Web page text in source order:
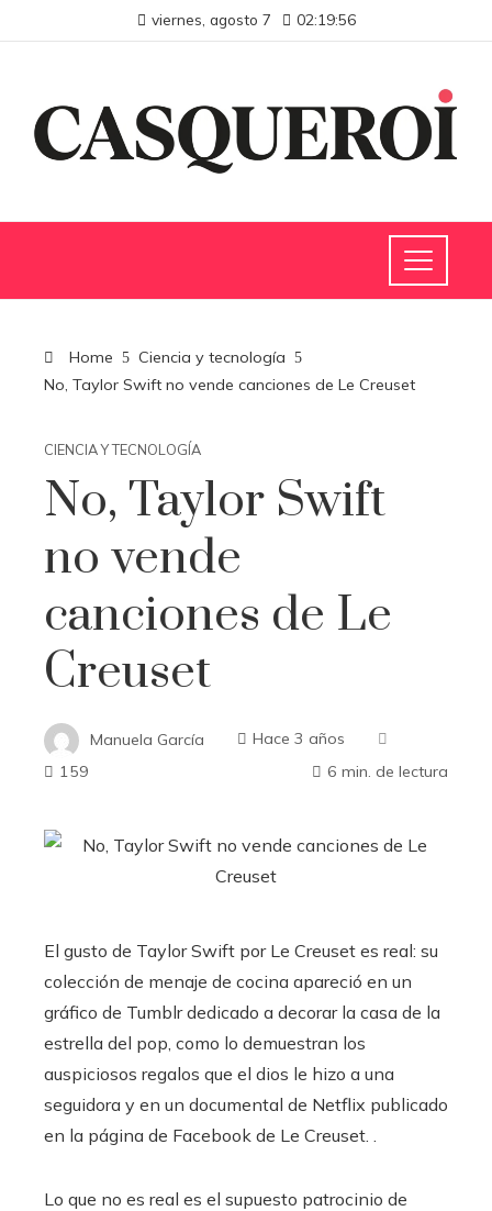
viernes, agosto 7 02:19:57
Home
Ciencia y tecnología
No, Taylor Swift no vende canciones de Le Creuset
CIENCIA Y TECNOLOGÍA
No, Taylor Swift
no vende
canciones de Le
Creuset
Manuela García
Hace 3 años
159
6 min. de lectura
El gusto de Taylor Swift por Le Creuset es real: su
colección de menaje de cocina apareció en un
gráfico de Tumblr dedicado a decorar la casa de la
estrella del pop, como lo demuestran los
auspiciosos regalos que el dios le hizo a una
seguidora y en un documental de Netflix publicado
en la página de Facebook de Le Creuset. .
Lo que no es real es el supuesto patrocinio de